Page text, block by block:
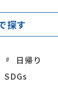
探す
日帰り
SDGs